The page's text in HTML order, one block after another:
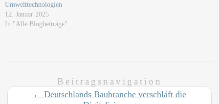
Umwelttechnologien
12. Januar 2025
In "Alle Blogbeiträge"
Beitragsnavigation
← Deutschlands Baubranche verschläft die